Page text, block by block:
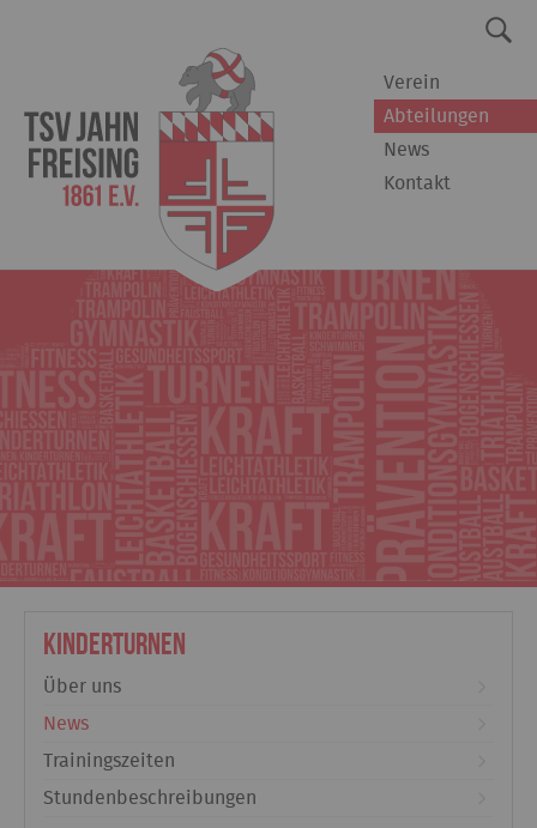
Verein
Abteilungen
News
Kontakt
Kinderturnen
Über uns
News
Trainingszeiten
Stundenbeschreibungen